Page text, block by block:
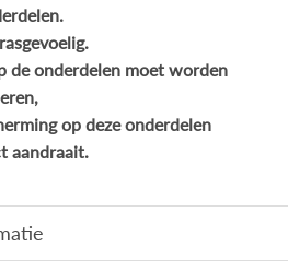
de onderdelen moet worden
op deze onderdelen
aandraait.